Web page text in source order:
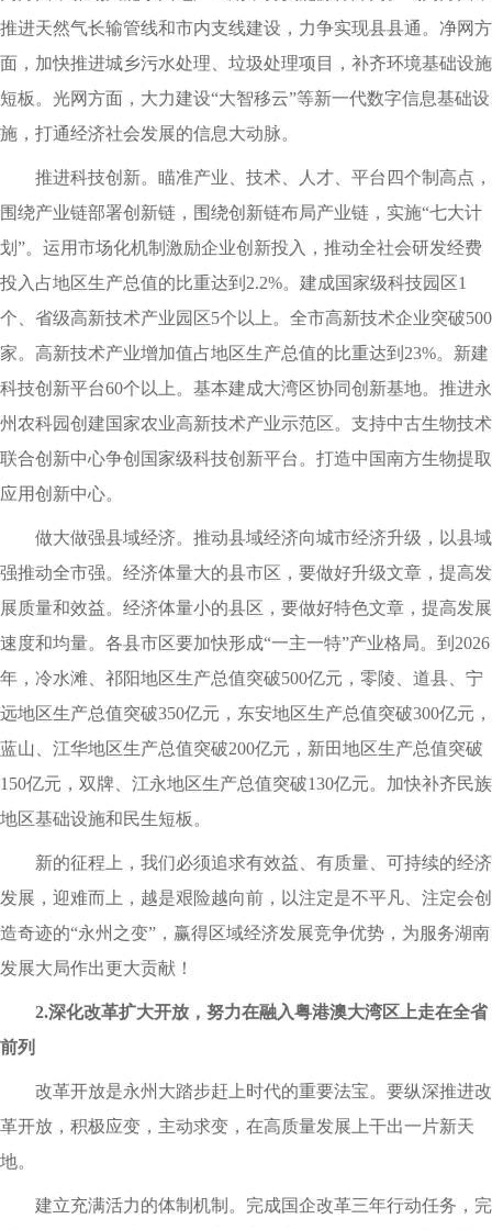
推进天然气长输管线和市内支线建设，力争实现县县通。净网方
面，加快推进城乡污水处理、垃圾处理项目，补齐环境基础设施
短板。光网方面，大力建设“大智移云”等新一代数字信息基础设
施，打通经济社会发展的信息大动脉。
推进科技创新。瞄准产业、技术、人才、平台四个制高点，
围绕产业链部署创新链，围绕创新链布局产业链，实施“七大计
划”。运用市场化机制激励企业创新投入，推动全社会研发经费
投入占地区生产总值的比重达到2.2%。建成国家级科技园区1
个、省级高新技术产业园区5个以上。全市高新技术企业突破500
家。高新技术产业增加值占地区生产总值的比重达到23%。新建
科技创新平台60个以上。基本建成大湾区协同创新基地。推进永
州农科园创建国家农业高新技术产业示范区。支持中古生物技术
联合创新中心争创国家级科技创新平台。打造中国南方生物提取
应用创新中心。
做大做强县域经济。推动县域经济向城市经济升级，以县域
强推动全市强。经济体量大的县市区，要做好升级文章，提高发
展质量和效益。经济体量小的县区，要做好特色文章，提高发展
速度和均量。各县市区要加快形成“一主一特”产业格局。到2026
年，冷水滩、祁阳地区生产总值突破500亿元，零陵、道县、宁
远地区生产总值突破350亿元，东安地区生产总值突破300亿元，
蓝山、江华地区生产总值突破200亿元，新田地区生产总值突破
150亿元，双牌、江永地区生产总值突破130亿元。加快补齐民族
地区基础设施和民生短板。
新的征程上，我们必须追求有效益、有质量、可持续的经济
发展，迎难而上，越是艰险越向前，以注定是不平凡、注定会创
造奇迹的“永州之变”，赢得区域经济发展竞争优势，为服务湖南
发展大局作出更大贡献！
2.深化改革扩大开放，努力在融入粤港澳大湾区上走在全省
前列
改革开放是永州大踏步赶上时代的重要法宝。要纵深推进改
革开放，积极应变，主动求变，在高质量发展上干出一片新天
地。
建立充满活力的体制机制。完成国企改革三年行动任务，完